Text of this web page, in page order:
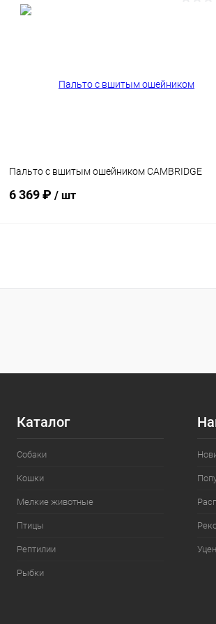
Пальто с вшитым ошейником CAMBRIDGE
6 369 ₽ / шт
Сравнение
Каталог
Собаки
Кошки
Мелкие животные
Птицы
Рептилии
Рыбки